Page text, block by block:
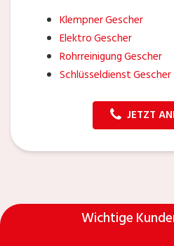
Klempner Gescher
Elektro Gescher
Rohrreinigung Gescher
Schlüsseldienst Gescher
JETZT
Wichtige